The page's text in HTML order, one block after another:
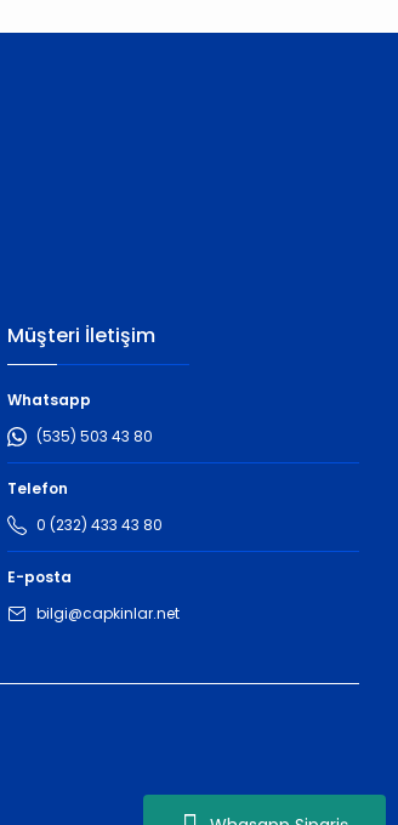
Müşteri İletişim
Whatsapp
(535) 503 43 80
Telefon
0 (232) 433 43 80
E-posta
bilgi@capkinlar.net